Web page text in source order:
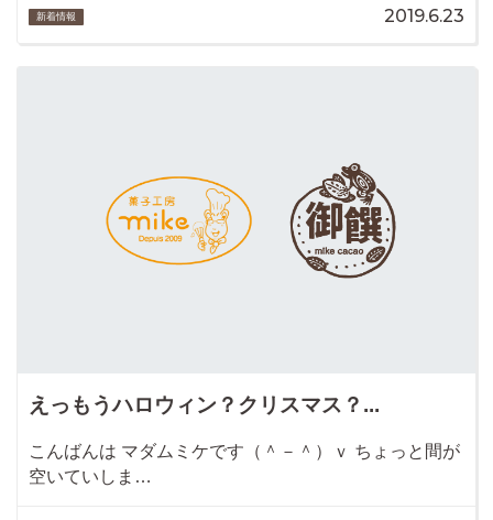
新着情報 2019.6.23
えっもうハロウィン？クリスマス？...
こんばんは マダムミケです（＾－＾）ｖ ちょっと間が
空いていしま…